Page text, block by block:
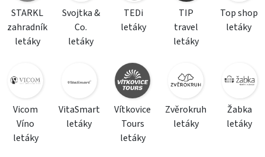
STARKL
zahradník
letáky
Svojtka &
Co.
letáky
TEDi
letáky
TIP
travel
letáky
Top shop
letáky
Vicom
Víno
letáky
VitaSmart
letáky
Vítkovice
Tours
letáky
Zvěrokruh
letáky
Žabka
letáky